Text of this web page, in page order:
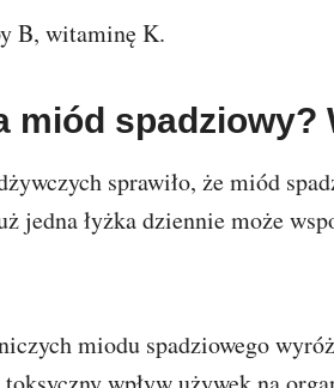
B, witaminę K.
miód spadziowy?
sprawiło, że miód
jedna łyżka dziennie może
miodu spadziowego